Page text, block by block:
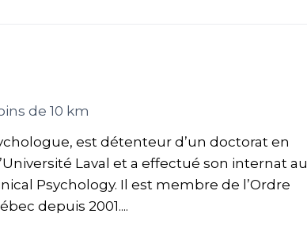
de 10 km
est détenteur d’un doctorat en
Laval et a effectué son internat au
Psychology. Il est membre de l’Ordre
depuis 2001....